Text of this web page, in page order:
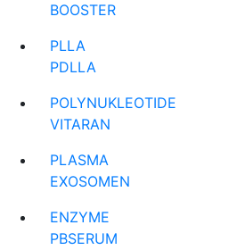
BOOSTER
PLLA
PDLLA
POLYNUKLEOTIDE
VITARAN
PLASMA
EXOSOMEN
ENZYME
PBSERUM